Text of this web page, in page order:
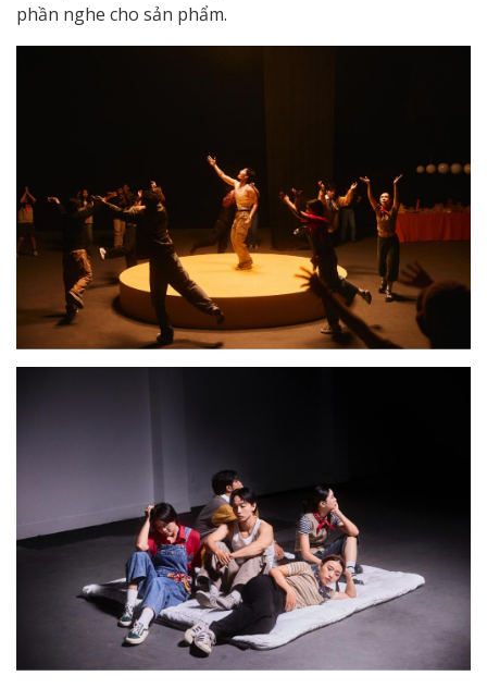
phần nghe cho sản phẩm.